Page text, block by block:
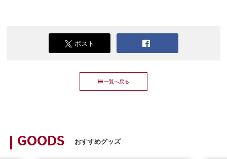
ポスト
一覧へ戻る
GOODS おすすめグッズ